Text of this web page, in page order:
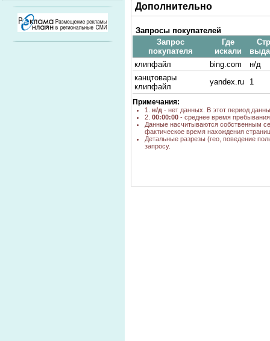
Дополнительно
Запросы покупателей
Запрос
покупателя
Где
искали
клипфайл
bing.com
н/д
канцтовары
клипфайл
yandex.ru 1
Примечания:
1. н/д - нет данных. В этот период
2. 00:00:00 - среднее время
Данные насчитываются собственным
фактическое время нахождения
Детальные разрезы (гео, поведение
запросу.